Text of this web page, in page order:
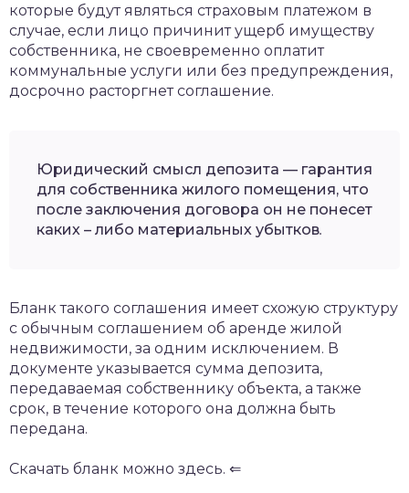
которые будут являться страховым платежом в
случае, если лицо причинит ущерб имуществу
собственника, не своевременно оплатит
коммунальные услуги или без предупреждения,
досрочно расторгнет соглашение.
Юридический смысл депозита — гарантия
для собственника жилого помещения, что
после заключения договора он не понесет
каких – либо материальных убытков.
Бланк такого соглашения имеет схожую структуру
с обычным соглашением об аренде жилой
недвижимости, за одним исключением. В
документе указывается сумма депозита,
передаваемая собственнику объекта, а также
срок, в течение которого она должна быть
передана.
Скачать бланк можно здесь. ⇐